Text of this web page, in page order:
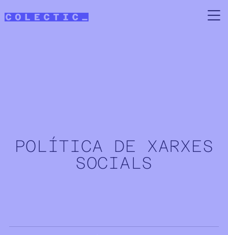
POLÍTICA DE XARXES
SOCIALS